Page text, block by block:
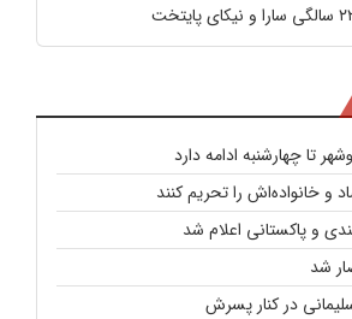
تا چهارشنبه ادامه دارد
و خانواده‌اش را تحریم کنند
و پاکستانی اعلام شد
شد
در کنار پسرش